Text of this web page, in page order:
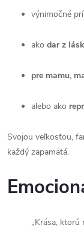
výnimočné
ako dar z
pre mamu,
alebo ako
Svojou veľkosťou,
každý zapamätá.
„Krása, ktorú